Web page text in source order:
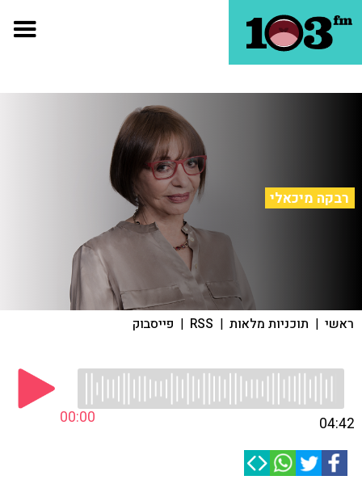
רבקה מיכאלי
ראשי | תוכניות מלאות |
RSS
| פייסבוק
00:00 04:42